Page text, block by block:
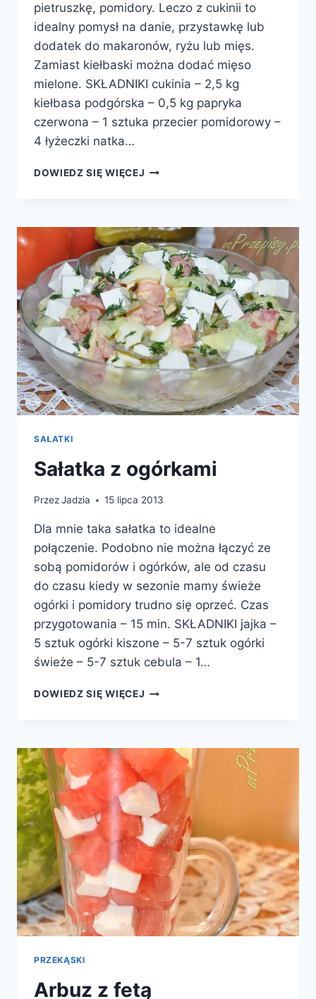
pietruszkę, pomidory. Leczo z cukinii to
idealny pomysł na danie, przystawkę lub
dodatek do makaronów, ryżu lub mięs.
Zamiast kiełbaski można dodać mięso
mielone. SKŁADNIKI cukinia – 2,5 kg
kiełbasa podgórska – 0,5 kg papryka
czerwona – 1 sztuka przecier pomidorowy –
4 łyżeczki natka…
DOWIEDZ SIĘ WIĘCEJ LECZO
SAŁATKI
Sałatka z ogórkami
PrzezJadzia 15 lipca 2013
Dla mnie taka sałatka to idealne
połączenie. Podobno nie można łączyć ze
sobą pomidorów i ogórków, ale od czasu
do czasu kiedy w sezonie mamy świeże
ogórki i pomidory trudno się oprzeć. Czas
przygotowania – 15 min. SKŁADNIKI jajka –
5 sztuk ogórki kiszone – 5-7 sztuk ogórki
świeże – 5-7 sztuk cebula – 1…
DOWIEDZ SIĘ WIĘCEJ SAŁATKA
PRZEKĄSKI
Arbuz z fetą